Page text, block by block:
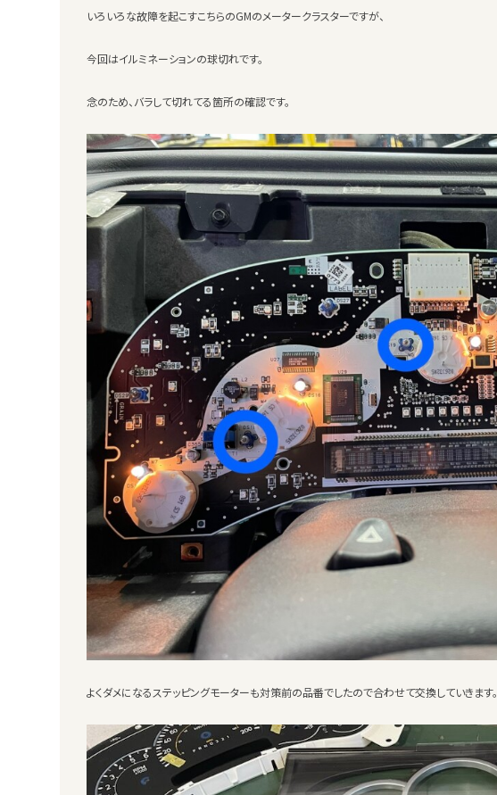
いろいろな故障を起こすこちらのGMのメータークラスターですが、
今回はイルミネーションの球切れです。
念のため、バラして切れてる箇所の確認です。
よくダメになるステッピングモーターも対策前の品番でしたので合わせて交換していきます。